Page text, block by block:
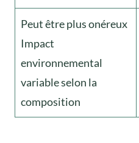
Peut être plus onéreux
Impact
environnemental
variable selon la
composition